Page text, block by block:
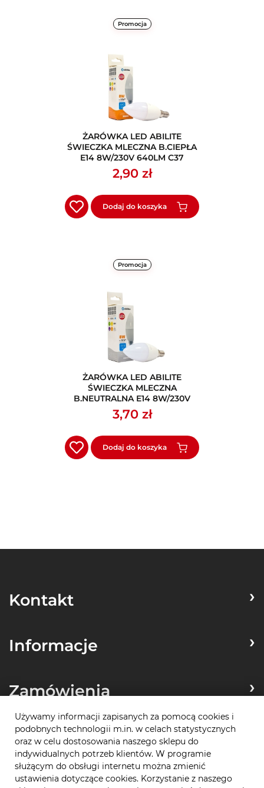
Promocja
ŻARÓWKA LED ABILITE
ŚWIECZKA MLECZNA B.CIEPŁA
E14 8W/230V 640LM C37
2,90 zł
Dodaj do koszyka
Promocja
ŻARÓWKA LED ABILITE
ŚWIECZKA MLECZNA
B.NEUTRALNA E14 8W/230V
640LM C37_
3,70 zł
Dodaj do koszyka
Kontakt
Informacje
Zamówienia
Płatności
Używamy informacji zapisanych za pomocą cookies i
podobnych technologii m.in. w celach statystycznych
oraz w celu dostosowania naszego sklepu do
indywidualnych potrzeb klientów. W programie
służącym do obsługi internetu można zmienić
ustawienia dotyczące cookies. Korzystanie z naszego